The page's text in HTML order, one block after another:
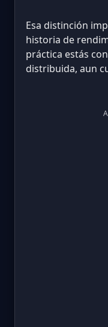
Esa distinción
historia de
práctica estás
distribuida, aun